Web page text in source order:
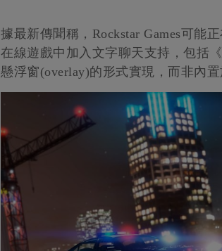
據最新傳聞稱，Rockstar Games可能
在線遊戲中加入文字聊天支持，包括
懸浮窗(overlay)的形式實現，而非內置